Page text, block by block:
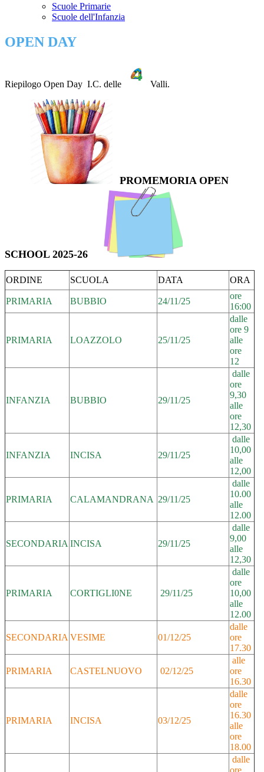
Scuole Primarie
Scuole dell'Infanzia
OPEN DAY
Riepilogo Open Day I.C. delle Valli.
PROMEMORIA OPEN
SCHOOL 2025-26
ORDINE SCUOLA DATA ORA
PRIMARIA BUBBIO 24/11/25
ore
16:00
PRIMARIA LOAZZOLO 25/11/25
dalle
ore 9
alle
ore
12
INFANZIA BUBBIO 29/11/25
dalle
ore
9,30
alle
ore
12,30
INFANZIA INCISA 29/11/25
dalle
10,00
alle
12,00
PRIMARIA CALAMANDRANA 29/11/25
dalle
10.00
alle
12.00
SECONDARIA INCISA 29/11/25
dalle
9,00
alle
12,30
PRIMARIA CORTIGLI0NE 29/11/25
dalle
ore
10,00
alle
12.00
SECONDARIA VESIME 01/12/25
dalle
ore
17.30
PRIMARIA CASTELNUOVO 02/12/25
alle
ore
16.30
PRIMARIA INCISA 03/12/25
dalle
ore
16.30
alle
ore
18.00
dalle